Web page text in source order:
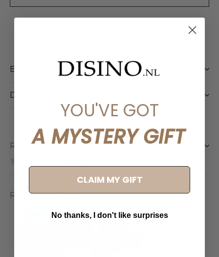
Beschrijving
Delen
Reviews
Recente artikelen
YOU'VE GOT
A MYSTERY GIFT
CLAIM MY GIFT
No thanks, I don't like surprises